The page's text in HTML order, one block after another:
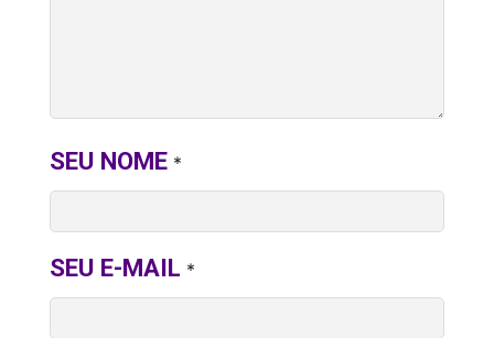
SEU NOME *
SEU E-MAIL *